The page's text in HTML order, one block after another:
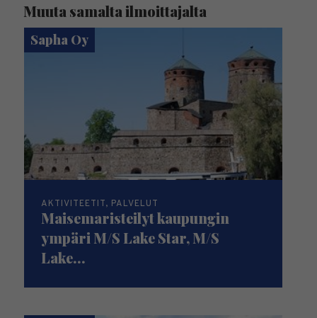
Muuta samalta ilmoittajalta
Sapha Oy
AKTIVITEETIT, PALVELUT
Maisemaristeilyt kaupungin
ympäri M/S Lake Star, M/S
Lake...